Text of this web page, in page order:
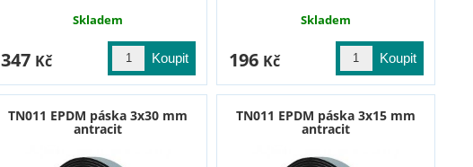
Skladem
347 Kč
Skladem
196 Kč
TN011 EPDM páska 3x30 mm
antracit
TN011 EPDM páska 3x15 mm
antracit